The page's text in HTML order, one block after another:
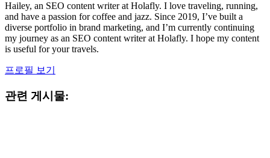
Hailey, an SEO content writer at Holafly. I love traveling, running,
and have a passion for coffee and jazz. Since 2019, I’ve built a
diverse portfolio in brand marketing, and I’m currently continuing
my journey as an SEO content writer at Holafly. I hope my content
is useful for your travels.
프로필 보기
관련 게시물: